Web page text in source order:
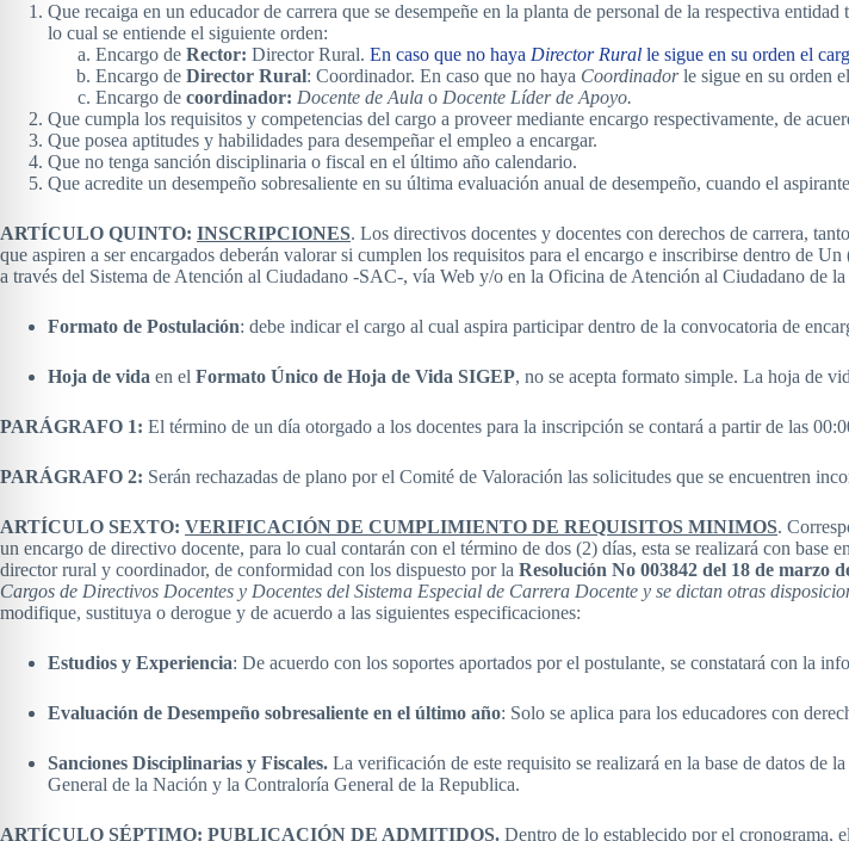
Que recaiga en un educador de carrera que se desempeñe en la planta de personal de la respectiva
lo cual se entiende el siguiente orden:
Encargo de Rector: Director Rural. En caso que no haya Director Rural le sigue en su orden el
Encargo de Director Rural: Coordinador. En caso que no haya Coordinadorle sigue en su orden
Encargo de coordinador: Docente de Aula o Docente Líder de Apoyo.
Que cumpla los requisitos y competencias del cargo a proveer mediante encargo respectivamente, de
Que posea aptitudes y habilidades para desempeñar el empleo a encargar.
Que no tenga sanción disciplinaria o fiscal en el último año calendario.
Que acredite un desempeño sobresaliente en su última evaluación anual de desempeño, cuando el
ARTÍCULO QUINTO: INSCRIPCIONES. Los directivos docentes y docentes con derechos de carrera,
que aspiren a ser encargados deberán valorar si cumplen los requisitos para el encargo e inscribirse dentro de
a través del Sistema de Atención al Ciudadano -SAC-, vía Web y/o en la Oficina de Atención al Ciudadano de
Formato de Postulación: debe indicar el cargo al cual aspira participar dentro de la convocatoria de
Hoja de vida en el Formato Único de Hoja de Vida SIGEP, no se acepta formato simple. La hoja de
PARÁGRAFO 1: El término de un día otorgado a los docentes para la inscripción se contará a partir de las
PARÁGRAFO 2: Serán rechazadas de plano por el Comité de Valoración las solicitudes que se encuentren
ARTÍCULO SEXTO: VERIFICACIÓN DE CUMPLIMIENTO DE REQUISITOS MINIMOS.
un encargo de directivo docente, para lo cual contarán con el término de dos (2) días, esta se realizará con
director rural y coordinador, de conformidad con los dispuesto por la Resolución No 003842 del 18 de marzo
Cargos de Directivos Docentes y Docentes del Sistema Especial de Carrera Docente y se dictan otras
modifique, sustituya o derogue y de acuerdo a las siguientes especificaciones:
Estudios y Experiencia: De acuerdo con los soportes aportados por el postulante, se constatará con la
Evaluación de Desempeño sobresaliente en el último año: Solo se aplica para los educadores con
Sanciones Disciplinarias y Fiscales. La verificación de este requisito se realizará en la base de datos
General de la Nación y la Contraloría General de la Republica.
ARTÍCULO SÉPTIMO: PUBLICACIÓN DE ADMITIDOS. Dentro de lo establecido por el cronograma,